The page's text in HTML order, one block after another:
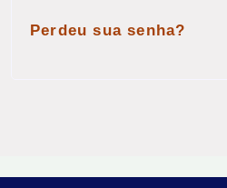
Perdeu sua senha?